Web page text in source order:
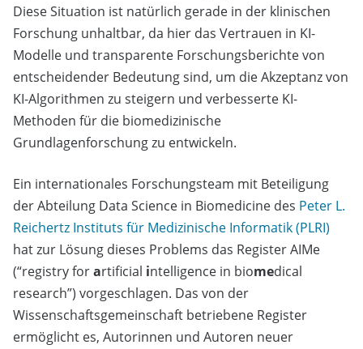
Diese Situation ist natürlich gerade in der klinischen
Forschung unhaltbar, da hier das Vertrauen in KI-
Modelle und transparente Forschungsberichte von
entscheidender Bedeutung sind, um die Akzeptanz von
KI-Algorithmen zu steigern und verbesserte KI-
Methoden für die biomedizinische
Grundlagenforschung zu entwickeln.
Ein internationales Forschungsteam mit Beteiligung
der Abteilung Data Science in Biomedicine des Peter L.
Reichertz Instituts für Medizinische Informatik (PLRI)
hat zur Lösung dieses Problems das Register AIMe
(“registry forartificial intelligence in biomedical
research”) vorgeschlagen. Das von der
Wissenschaftsgemeinschaft betriebene Register
ermöglicht es, Autorinnen und Autoren neuer